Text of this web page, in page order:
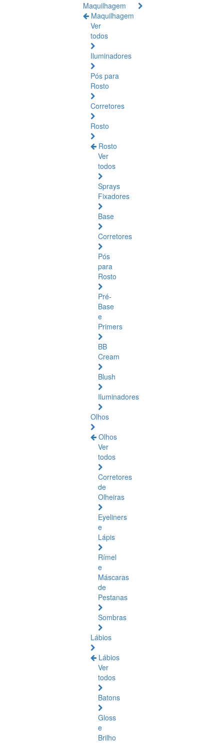
Maquilhagem
Maquilhagem
Ver
todos
Iluminadores
Pós para
Rosto
Corretores
Rosto
Rosto
Ver
todos
Sprays
Fixadores
Base
Corretores
Pós
para
Rosto
Pré-
Base
e
Primers
BB
Cream
Blush
Iluminadores
Olhos
Olhos
Ver
todos
Corretores
de
Olheiras
Eyeliners
e
Lápis
Rímel
e
Máscaras
de
Pestanas
Sombras
Lábios
Lábios
Ver
todos
Batons
Gloss
e
Brilho